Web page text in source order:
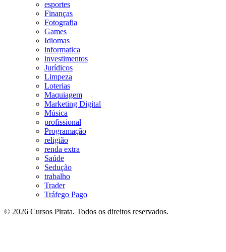
esportes
Finanças
Fotografia
Games
Idiomas
informatica
investimentos
Jurídicos
Limpeza
Loterias
Maquiagem
Marketing Digital
Música
profissional
Programação
religião
renda extra
Saúde
Sedução
trabalho
Trader
Tráfego Pago
© 2026 Cursos Pirata. Todos os direitos reservados.